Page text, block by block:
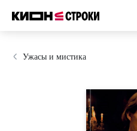
Ужасы и мистика